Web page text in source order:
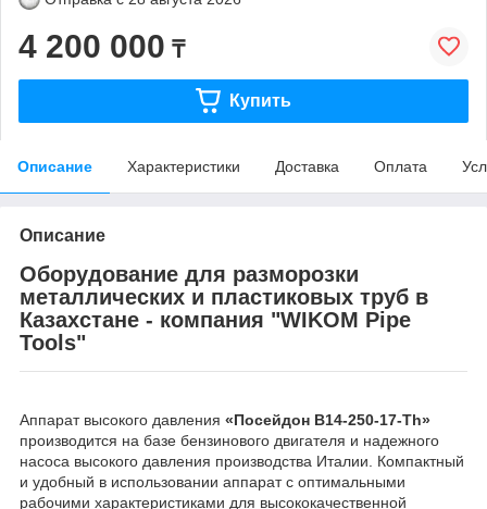
4 200 000 ₸
Купить
Описание Характеристики Доставка Оплата
Описание
Оборудование для разморозки
металлических и пластиковых труб в
Казахстане - компания "WIKOM Pipe
Tools"
Аппарат высокого давления «Посейдон B14-250-17-Th»
производится на базе бензинового двигателя и надежного
насоса высокого давления производства Италии. Компактный
и удобный в использовании аппарат с оптимальными
рабочими характеристиками для высококачественной